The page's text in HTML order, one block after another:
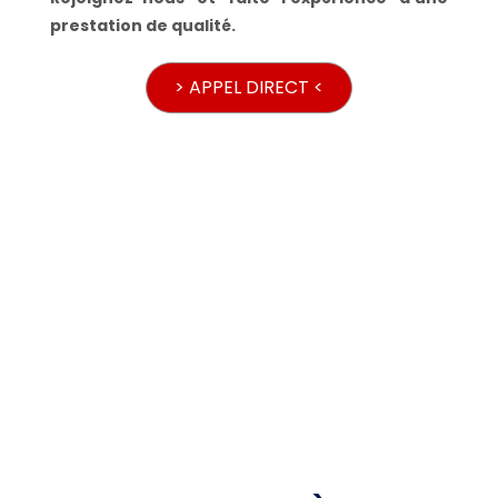
prestation de qualité.
> APPEL DIRECT <